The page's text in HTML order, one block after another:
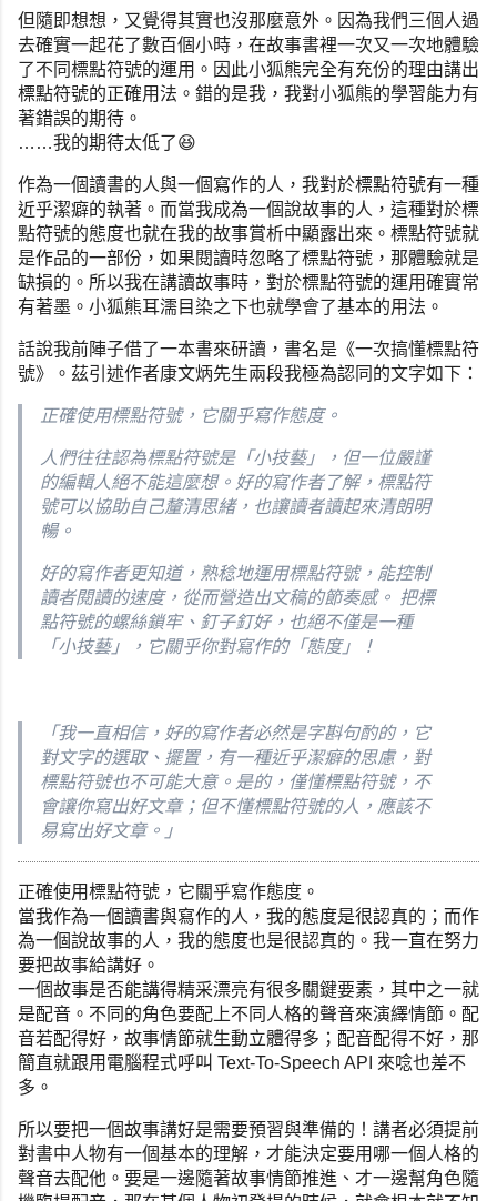
但隨即想想，又覺得其實也沒那麼意外。 因為我們三個人過
去確實一起花了數百個小時， 在故事書裡一次又一次地體驗
了不同標點符號的運用。 因此小狐熊完全有充份的理由講出
標點符號的正確用法。錯的是我， 我對小狐熊的學習能力有
著錯誤的期待。
……我的期待太低了😆
作為一個讀書的人與一個寫作的人， 我對於標點符號有一種
近乎潔癖的執著。 而當我成為一個說故事的人， 這種對於標
點符號的態度也就在我的故事賞析中顯露出來。 標點符號就
是作品的一部份，如果閱讀時忽略了標點符號， 那體驗就是
缺損的。所以我在講讀故事時， 對於標點符號的運用確實常
有著墨。 小狐熊耳濡目染之下也就學會了基本的用法。
話說我前陣子借了一本書來研讀，書名是《一次搞懂標點符
號》。 茲引述作者康文炳先生兩段我極為認同的文字如下：
正確使用標點符號，它關乎寫作態度。
人們往往認為標點符號是「小技藝」， 但一位嚴謹
的編輯人絕不能這麼想。好的寫作者了解， 標點符
號可以協助自己釐清思緒，也讓讀者讀起來清朗明
暢。
好的寫作者更知道，熟稔地運用標點符號，能控制
讀者閱讀的速度， 從而營造出文稿的節奏感。 把標
點符號的螺絲鎖牢、釘子釘好，也絕不僅是一種
「小技藝」， 它關乎你對寫作的「態度」！
「我一直相信，好的寫作者必然是字斟句酌的，它
對文字的選取、 擺置，有一種近乎潔癖的思慮，對
標點符號也不可能大意。是的， 僅懂標點符號，不
會讓你寫出好文章；但不懂標點符號的人， 應該不
易寫出好文章。」
正確使用標點符號，它關乎寫作態度。
當我作為一個讀書與寫作的人，我的態度是很認真的； 而作
為一個說故事的人，我的態度也是很認真的。 我一直在努力
要把故事給講好。
一個故事是否能講得精采漂亮有很多關鍵要素，其中之一就
是配音。 不同的角色要配上不同人格的聲音來演繹情節。配
音若配得好， 故事情節就生動立體得多；配音配得不好， 那
簡直就跟用電腦程式呼叫 Text-To-Speech API 來唸也差不
多。
所以要把一個故事講好是需要預習與準備的！ 講者必須提前
對書中人物有一個基本的理解， 才能決定要用哪一個人格的
聲音去配他。 要是一邊隨著故事情節推進、才一邊幫角色隨